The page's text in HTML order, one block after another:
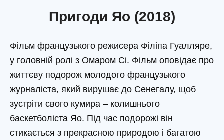
Пригоди Яо (2018)
Фільм французького режисера Філіпа Гуалляре,
у головній ролі з Омаром Сі. Фільм оповідає про
життєву подорож молодого французького
журналіста, який вирушає до Сенегалу, щоб
зустріти свого кумира – колишнього
баскетболіста Яо. Під час подорожі він
стикається з прекрасною природою і багатою